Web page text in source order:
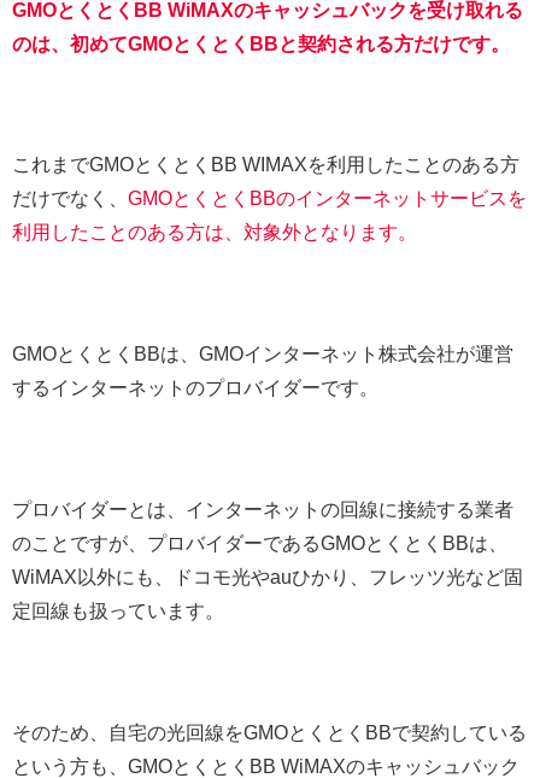
GMOとくとくBB WiMAXのキャッシュバックを受け取れる
のは、初めてGMOとくとくBBと契約される方だけです。
これまでGMOとくとくBB WIMAXを利用したことのある方
だけでなく、 GMOとくとくBBのインターネットサービスを
利用したことのある方は、対象外となります。
GMOとくとくBBは、GMOインターネット株式会社が運営
するインターネットのプロバイダーです。
プロバイダーとは、インターネットの回線に接続する業者
のことですが、プロバイダーであるGMOとくとくBBは、
WiMAX以外にも、ドコモ光やauひかり、フレッツ光など固
定回線も扱っています。
そのため、自宅の光回線をGMOとくとくBBで契約している
という方も、GMOとくとくBB WiMAXのキャッシュバック